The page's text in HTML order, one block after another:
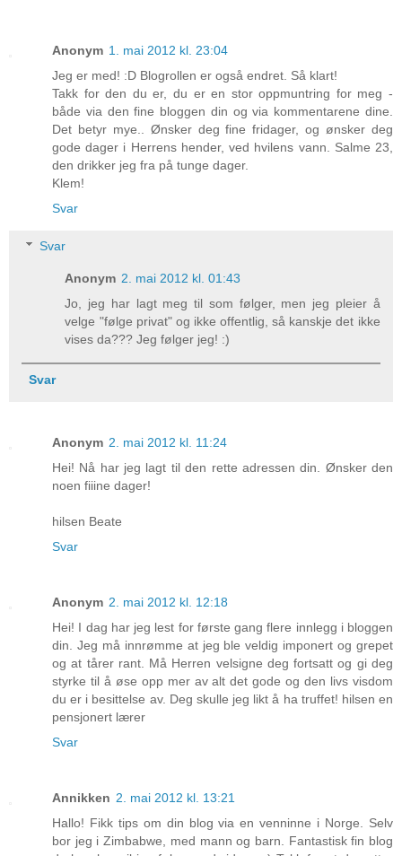
Anonym 1. mai 2012 kl. 23:04
Jeg er med! :D Blogrollen er også endret. Så klart!
Takk for den du er, du er en stor oppmuntring for meg -
både via den fine bloggen din og via kommentarene dine.
Det betyr mye.. Ønsker deg fine fridager, og ønsker deg
gode dager i Herrens hender, ved hvilens vann. Salme 23,
den drikker jeg fra på tunge dager.
Klem!
Svar
Svar
Anonym 2. mai 2012 kl. 01:43
Jo, jeg har lagt meg til som følger, men jeg pleier å
velge "følge privat" og ikke offentlig, så kanskje det ikke
vises da??? Jeg følger jeg! :)
Svar
Anonym 2. mai 2012 kl. 11:24
Hei! Nå har jeg lagt til den rette adressen din. Ønsker den
noen fiiine dager!
hilsen Beate
Svar
Anonym 2. mai 2012 kl. 12:18
Hei! I dag har jeg lest for første gang flere innlegg i bloggen
din. Jeg må innrømme at jeg ble veldig imponert og grepet
og at tårer rant. Må Herren velsigne deg fortsatt og gi deg
styrke til å øse opp mer av alt det gode og den livs visdom
du er i besittelse av. Deg skulle jeg likt å ha truffet! hilsen en
pensjonert lærer
Svar
Annikken 2. mai 2012 kl. 13:21
Hallo! Fikk tips om din blog via en venninne i Norge. Selv
bor jeg i Zimbabwe, med mann og barn. Fantastisk fin blog